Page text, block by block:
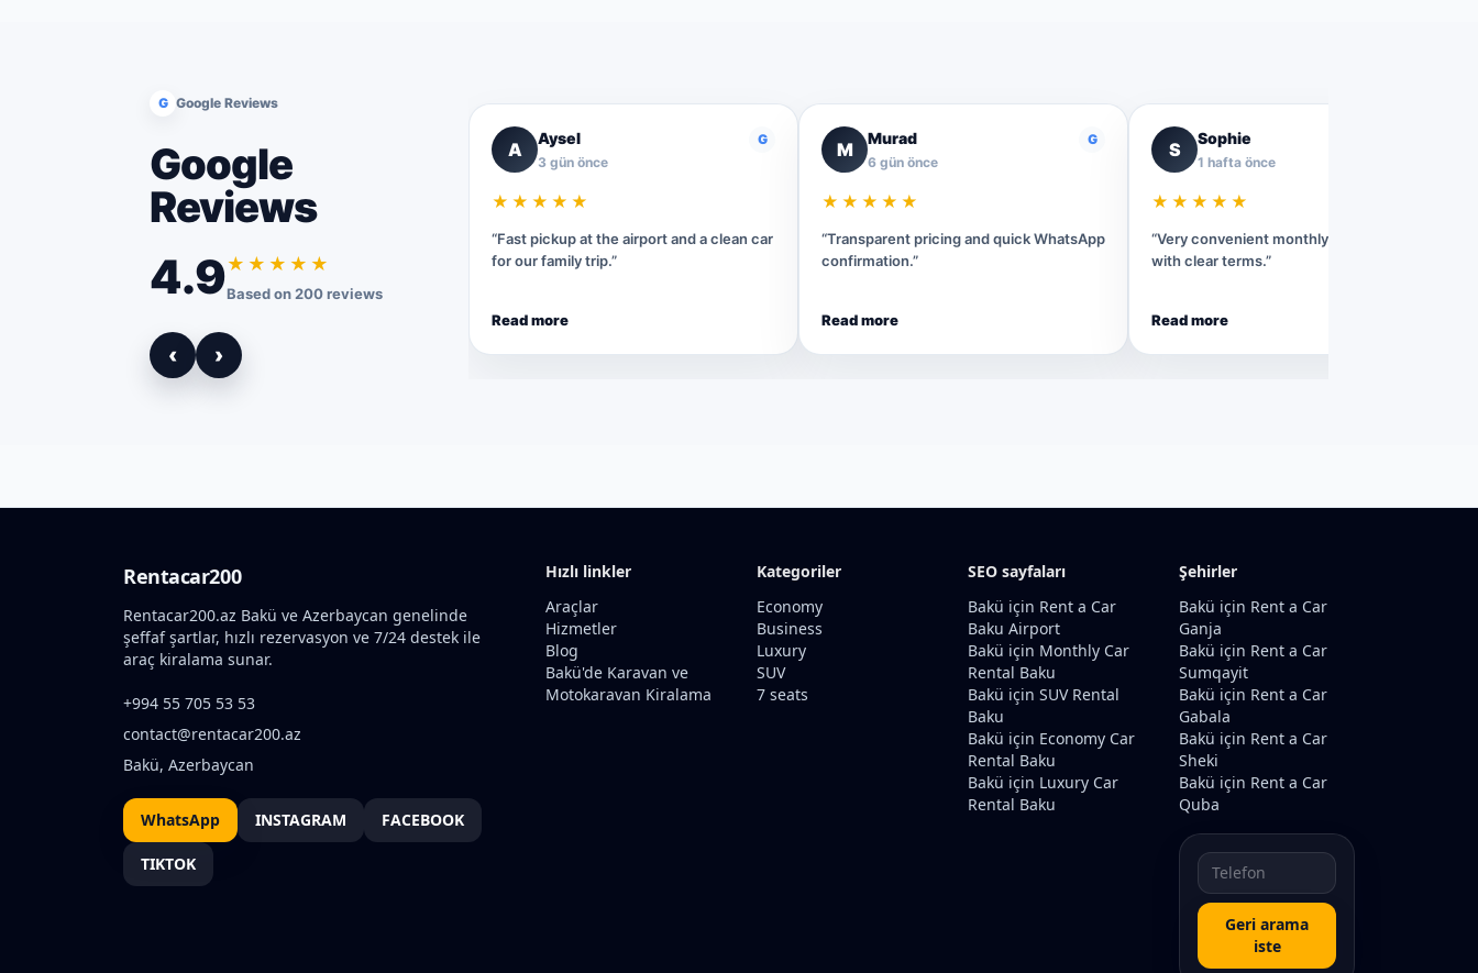
G Google Reviews
Google
Reviews
4.9★★★★★
Based on 200 reviews
‹ ›
A
Aysel
3 gün önce
G
★★★★★
“Fast pickup at the airport and a clean car
for our family trip.”
Read more
M
Murad
6 gün önce
G
★★★★★
“Transparent pricing and quick WhatsApp
confirmation.”
Read more
S
Sophie
1 hafta önce
★★★★★
“Very convenient monthly rental process
with clear terms.”
Read more
Rentacar200
Rentacar200.az Bakü ve Azerbaycan genelinde
şeffaf şartlar, hızlı rezervasyon ve 7/24 destek ile
araç kiralama sunar.
+994 55 705 53 53
contact@rentacar200.az
Bakü, Azerbaycan
WhatsApp INSTAGRAM FACEBOOK
TIKTOK
Hızlı linkler
Araçlar
Hizmetler
Blog
Bakü'de Karavan ve
Motokaravan Kiralama
Kategoriler
Economy
Business
Luxury
SUV
7 seats
SEO sayfaları
Bakü için Rent a Car
Baku Airport
Bakü için Monthly Car
Rental Baku
Bakü için SUV Rental
Baku
Bakü için Economy Car
Rental Baku
Bakü için Luxury Car
Rental Baku
Şehirler
Bakü için Rent a Car
Ganja
Bakü için Rent a Car
Sumqayit
Bakü için Rent a Car
Gabala
Bakü için Rent a Car
Sheki
Bakü için Rent a Car
Quba
Geri arama
iste